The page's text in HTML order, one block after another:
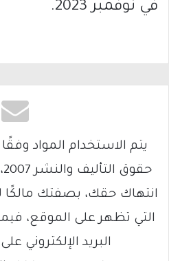
في نوفمبر 2023.
انتهاك حقك، بصفتك مالكًا
التي تظهر على الموقع،
البريد الإلكتروني